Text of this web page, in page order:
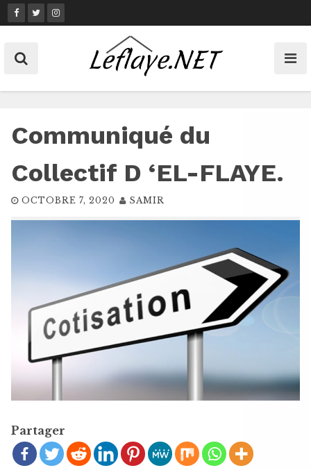
Skip
to
Communiqué du
Collectif D ‘EL-FLAYE.
OCTOBRE 7, 2020 SAMIR
Partager